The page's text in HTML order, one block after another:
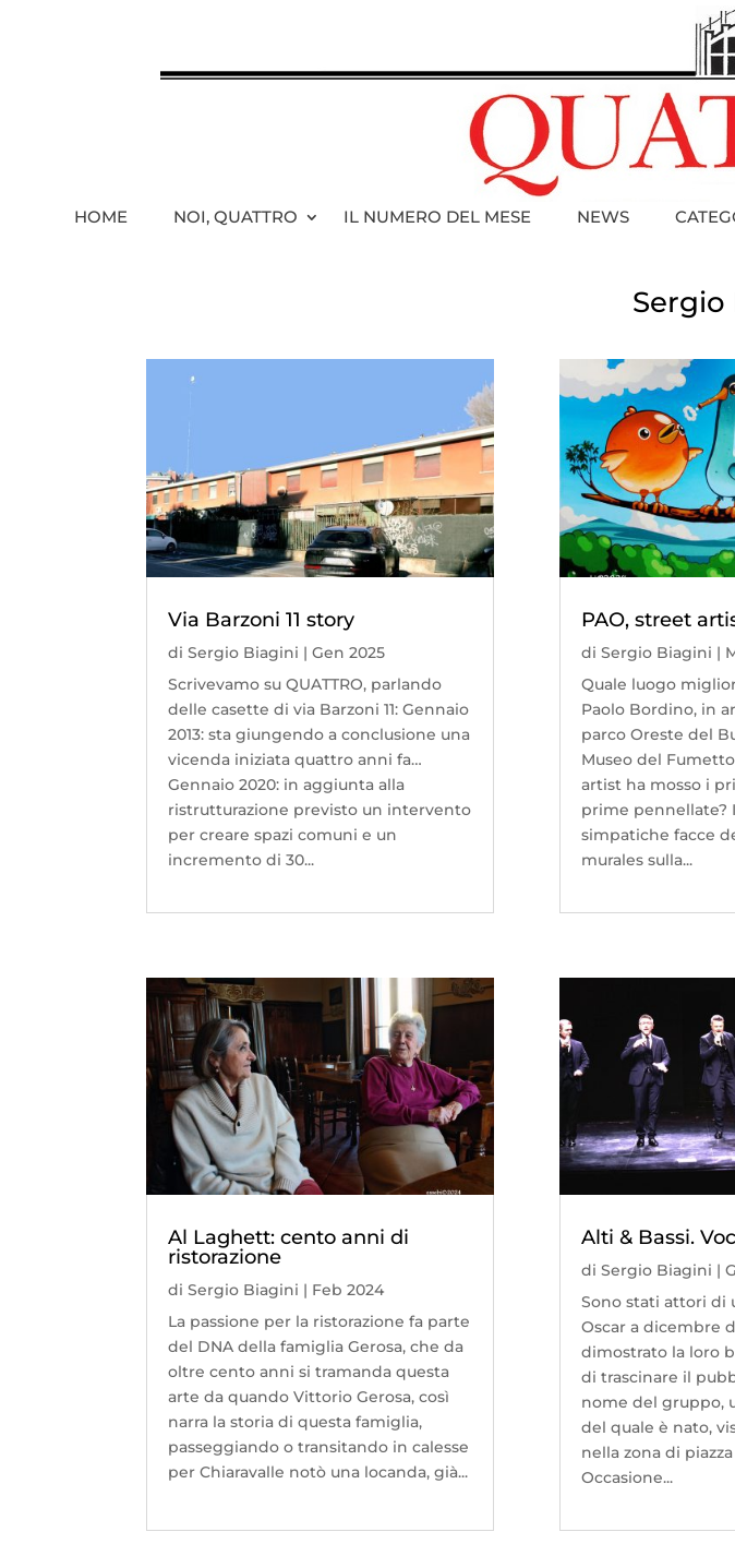
HOME NOI, QUATTRO IL NUMERO DEL MESE NEWS
Via Barzoni 11 story
diSergio Biagini |Gen 2025
Scrivevamo su QUATTRO, parlando
delle casette di via Barzoni 11: Gennaio
2013: sta giungendo a conclusione una
vicenda iniziata quattro anni fa…
Gennaio 2020: in aggiunta alla
ristrutturazione previsto un intervento
per creare spazi comuni e un
incremento di 30...
Al Laghett: cento anni di
ristorazione
diSergio Biagini | Feb 2024
La passione per la ristorazione fa parte
del DNA della famiglia Gerosa, che da
oltre cento anni si tramanda questa
arte da quando Vittorio Gerosa, così
narra la storia di questa famiglia,
passeggiando o transitando in calesse
per Chiaravalle notò una locanda, già...
PAO, street
di Sergio Biagini |
Quale luogo
Paolo Bordino, in
parco Oreste del
Museo del
artist ha mosso i
prime pennellate?
simpatiche facce
murales sulla...
Alti & Bassi.
di Sergio Biagini |
Sono stati attori di
Oscar a dicembre
dimostrato la loro
di trascinare il
nome del gruppo,
del quale è nato,
nella zona di
Occasione...